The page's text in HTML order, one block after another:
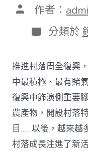
文 作者：
分
類
分類於
推進村落周全復興
中最積極、最有賭
復興中飾演側重要
農產物，開設村落
目……以後，越來越
村落成長注進了新